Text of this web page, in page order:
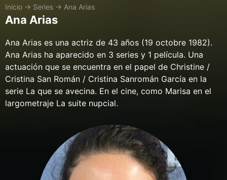
Inicio → Series → Ana Arias
Ana Arias
Ana Arias es una actriz de 43 años (19 octobre 1982).
Ana Arias ha aparecido en 3 series y 1 película. Una
actuación que se encuentra en el papel de Christine /
Cristina San Román / Cristina Sanromán García en la
serie La que se avecina. En el cine, como Marisa en el
largometraje La suite nupcial.